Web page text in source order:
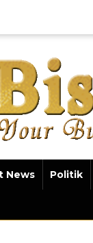
News Politik